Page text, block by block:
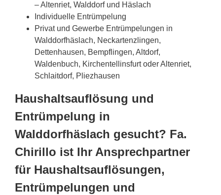
– Altenriet, Walddorf und Häslach
Individuelle Entrümpelung
Privat und Gewerbe Entrümpelungen in
Walddorfhäslach, Neckartenzlingen,
Dettenhausen, Bempflingen, Altdorf,
Waldenbuch, Kirchentellinsfurt oder Altenriet,
Schlaitdorf, Pliezhausen
Haushaltsauflösung und
Entrümpelung in
Walddorfhäslach gesucht? Fa.
Chirillo ist Ihr Ansprechpartner
für Haushaltsauflösungen,
Entrümpelungen und